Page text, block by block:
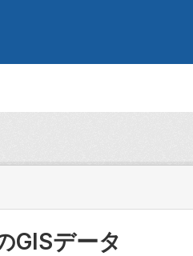
GISデータ